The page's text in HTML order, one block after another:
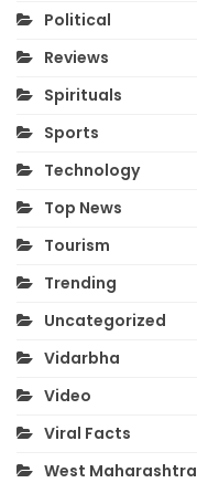
Political
Reviews
Spirituals
Sports
Technology
Top News
Tourism
Trending
Uncategorized
Vidarbha
Video
Viral Facts
West Maharashtra